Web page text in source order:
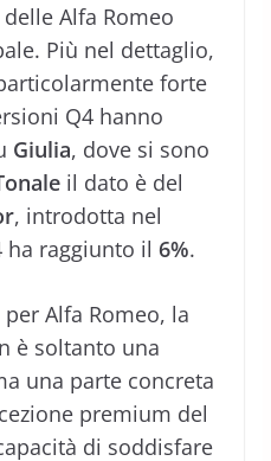
delle Alfa Romeo
Più nel dettaglio,
forte
Q4 hanno
Giulia, dove si sono
il dato è del
, introdotta nel
ha raggiunto il 6%.
Alfa Romeo, la
è soltanto una
una parte concreta
premium del
di soddisfare